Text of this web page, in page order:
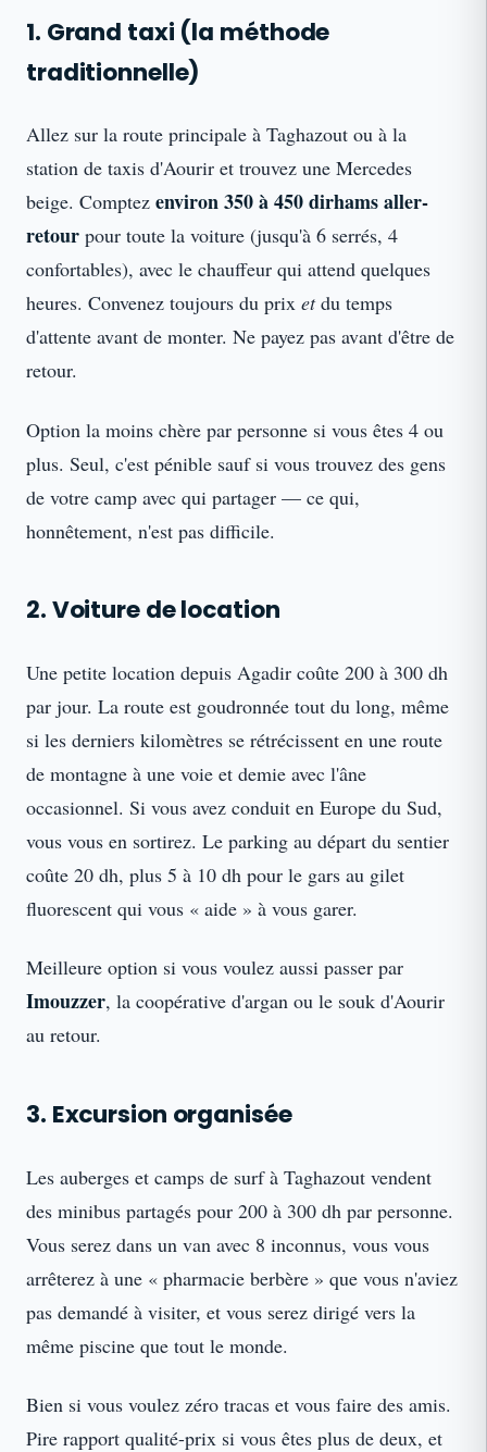
1. Grand taxi (la méthode
traditionnelle)
Allez sur la route principale à Taghazout ou à la
station de taxis d'Aourir et trouvez une Mercedes
beige. Comptez environ 350 à 450 dirhams aller-
retour pour toute la voiture (jusqu'à 6 serrés, 4
confortables), avec le chauffeur qui attend quelques
heures. Convenez toujours du prix etdu temps
d'attente avant de monter. Ne payez pas avant d'être de
retour.
Option la moins chère par personne si vous êtes 4 ou
plus. Seul, c'est pénible sauf si vous trouvez des gens
de votre camp avec qui partager — ce qui,
honnêtement, n'est pas difficile.
2. Voiture de location
Une petite location depuis Agadir coûte 200 à 300 dh
par jour. La route est goudronnée tout du long, même
si les derniers kilomètres se rétrécissent en une route
de montagne à une voie et demie avec l'âne
occasionnel. Si vous avez conduit en Europe du Sud,
vous vous en sortirez. Le parking au départ du sentier
coûte 20 dh, plus 5 à 10 dh pour le gars au gilet
fluorescent qui vous « aide » à vous garer.
Meilleure option si vous voulez aussi passer par
Imouzzer, la coopérative d'argan ou le souk d'Aourir
au retour.
3. Excursion organisée
Les auberges et camps de surf à Taghazout vendent
des minibus partagés pour 200 à 300 dh par personne.
Vous serez dans un van avec 8 inconnus, vous vous
arrêterez à une « pharmacie berbère » que vous n'aviez
pas demandé à visiter, et vous serez dirigé vers la
même piscine que tout le monde.
Bien si vous voulez zéro tracas et vous faire des amis.
Pire rapport qualité-prix si vous êtes plus de deux, et